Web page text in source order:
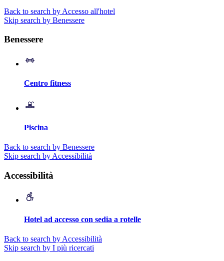
Back to search by Accesso all'hotel
Skip search by Benessere
Benessere
Centro fitness
Piscina
Back to search by Benessere
Skip search by Accessibilità
Accessibilità
Hotel ad accesso con sedia a rotelle
Back to search by Accessibilità
Skip search by I più ricercati